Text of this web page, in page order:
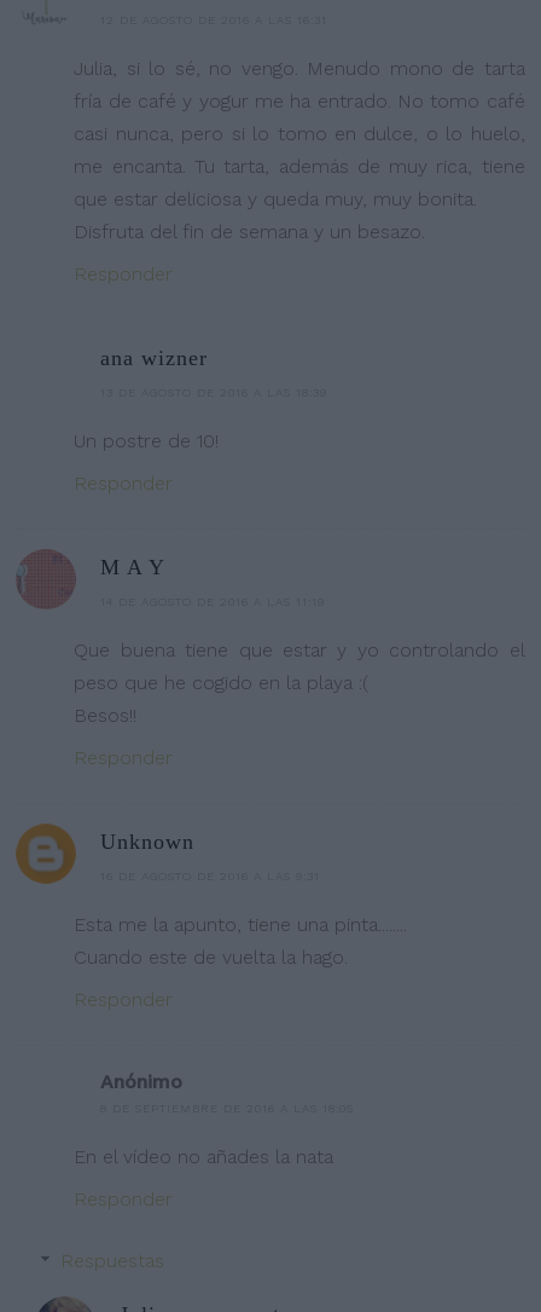
Julia, si lo sé, no vengo. Menudo mono de tarta
fría de café y yogur me ha entrado. No tomo café
casi nunca, pero si lo tomo en dulce, o lo huelo,
me encanta. Tu tarta, además de muy rica, tiene
que estar deliciosa y queda muy, muy bonita.
Disfruta del fin de semana y un besazo.
Responder
ana wizner
Un postre de 10!
Responder
M A Y
Que buena tiene que estar y yo controlando el
peso que he cogido en la playa :(
Besos!!
Responder
Unknown
Esta me la apunto, tiene una pinta........
Cuando este de vuelta la hago.
Responder
Anónimo
En el vídeo no añades la nata
Responder
Respuestas